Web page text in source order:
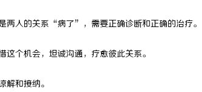
人的关系“病了”，需要正确诊断和正确的治疗。
个机会，坦诚沟通，疗愈彼此关系。
和接纳。